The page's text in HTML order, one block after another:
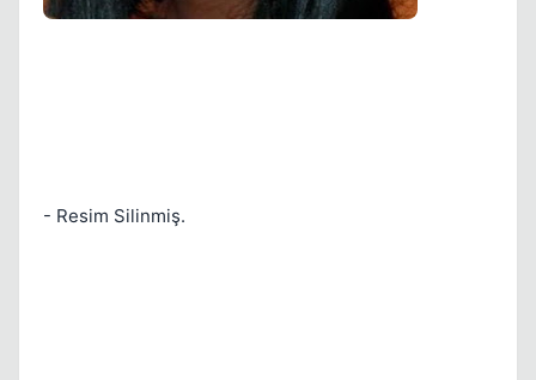
- Resim Silinmiş.